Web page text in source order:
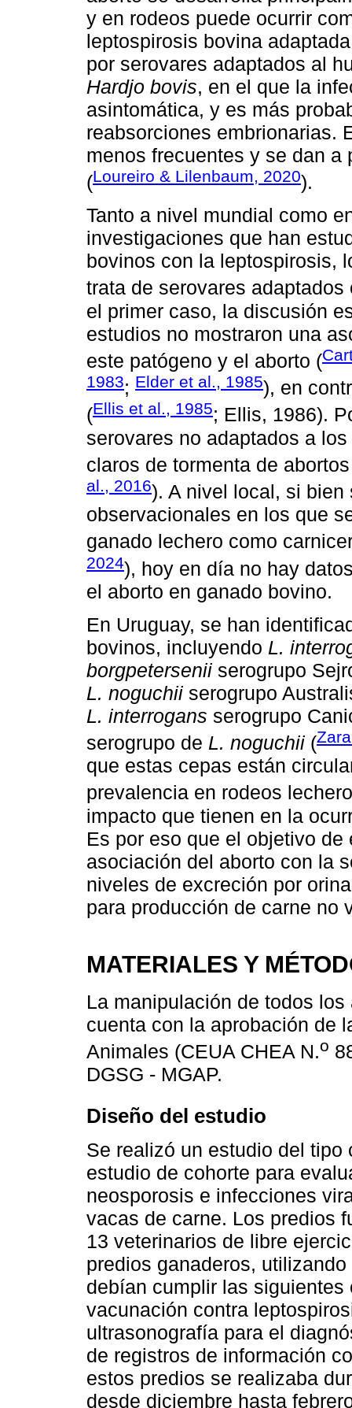
y en rodeos puede ocurrir
leptospirosis bovina
por serovares adaptados al
Hardjo bovis, en el que la
asintomática, y es más
reabsorciones embrionarias.
menos frecuentes y se dan
(Loureiro & Lilenbaum, 2020).
Tanto a nivel mundial como
investigaciones que han
bovinos con la leptospirosis,
trata de serovares adaptados
el primer caso, la discusión
estudios no mostraron una
este patógeno y el aborto (
1983; Elder et al., 1985), en
(Ellis et al., 1985; Ellis, 1986).
serovares no adaptados a
claros de tormenta de
al., 2016). A nivel local, si
observacionales en los que
ganado lechero como
2024), hoy en día no hay
el aborto en ganado bovino.
En Uruguay, se han
bovinos, incluyendo L.
borgpetersenii serogrupo
L. noguchii serogrupo
L. interrogans serogrupo
serogrupo de L. noguchii (
que estas cepas están
prevalencia en rodeos
impacto que tienen en la
Es por eso que el objetivo
asociación del aborto con la
niveles de excreción por
para producción de carne no
MATERIALES Y
La manipulación de todos
cuenta con la aprobación de
Animales (CEUA CHEA N.o
DGSG - MGAP.
Diseño del estudio
Se realizó un estudio del
estudio de cohorte para
neosporosis e infecciones
vacas de carne. Los predios
13 veterinarios de libre
predios ganaderos,
debían cumplir las
vacunación contra
ultrasonografía para el
de registros de información
estos predios se realizaba
desde diciembre hasta